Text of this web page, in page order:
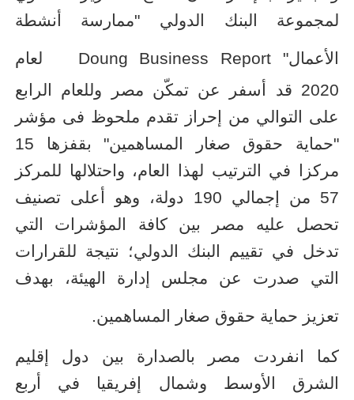
لمجموعة البنك الدولي "ممارسة أنشطة
الأعمال" Doung Business Report
لعام
2020 قد أسفر عن تمكّن مصر وللعام الرابع
على التوالي من إحراز تقدم ملحوظ فى مؤشر
"حماية حقوق صغار المساهمين" بقفزها 15
مركزا في الترتيب لهذا العام، واحتلالها للمركز
57 من إجمالي 190 دولة، وهو أعلى تصنيف
تحصل عليه مصر بين كافة المؤشرات التي
تدخل في تقييم البنك الدولي؛ نتيجة للقرارات
التي صدرت عن مجلس إدارة الهيئة، بهدف
تعزيز حماية حقوق صغار المساهمين.
كما انفردت مصر بالصدارة بين دول إقليم
الشرق الأوسط وشمال إفريقيا في أربع